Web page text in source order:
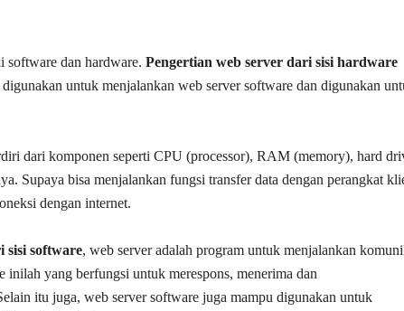
software dan hardware. Pengertian web server dari sisi hardware
untuk menjalankan web server software dan digunakan
dari komponen seperti CPU (processor), RAM (memory), hard
Supaya bisa menjalankan fungsi transfer data dengan perangkat
dengan internet.
sisi software, web server adalah program untuk menjalankan
inilah yang berfungsi untuk merespons, menerima dan
itu juga, web server software juga mampu digunakan untuk